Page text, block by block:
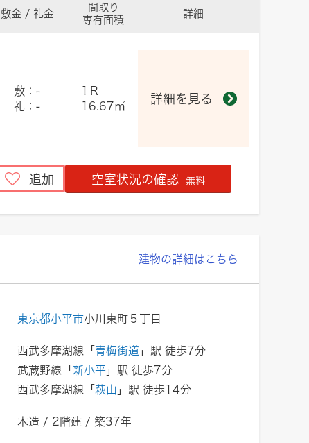
敷金 / 礼金
間取り
専有面積
詳細
敷：-
礼：-
1Ｒ
16.67㎡
詳細を見る
追加 空室状況の確認 無料
建物の詳細はこちら
東京都小平市小川東町５丁目
西武多摩湖線「 青梅街道 」駅 徒歩7分
武蔵野線「 新小平 」駅 徒歩7分
西武多摩湖線「 萩山 」駅 徒歩14分
木造 / 2階建 / 築37年